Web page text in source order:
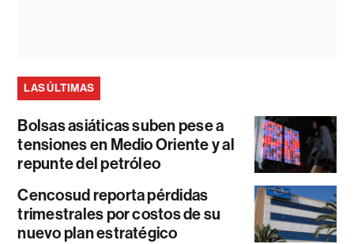
LAS ÚLTIMAS
Bolsas asiáticas suben pese a
tensiones en Medio Oriente y al
repunte del petróleo
Cencosud reporta pérdidas
trimestrales por costos de su
nuevo plan estratégico